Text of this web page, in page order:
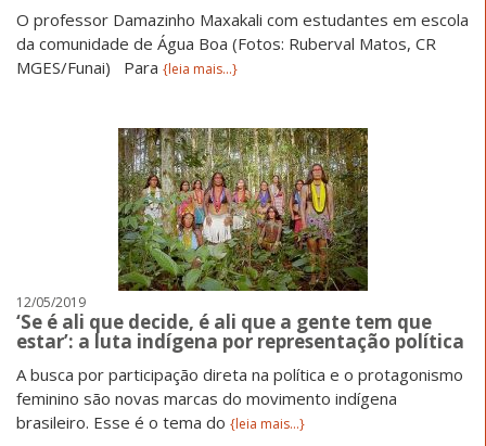
O professor Damazinho Maxakali com estudantes em escola
da comunidade de Água Boa (Fotos: Ruberval Matos, CR
MGES/Funai) Para {leia mais...}
12/05/2019
‘Se é ali que decide, é ali que a gente tem que
estar’: a luta indígena por representação política
A busca por participação direta na política e o protagonismo
feminino são novas marcas do movimento indígena
brasileiro. Esse é o tema do {leia mais...}